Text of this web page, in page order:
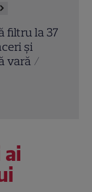
Câți
până